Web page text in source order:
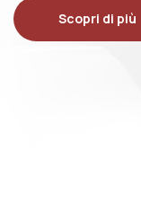
Scopri di più